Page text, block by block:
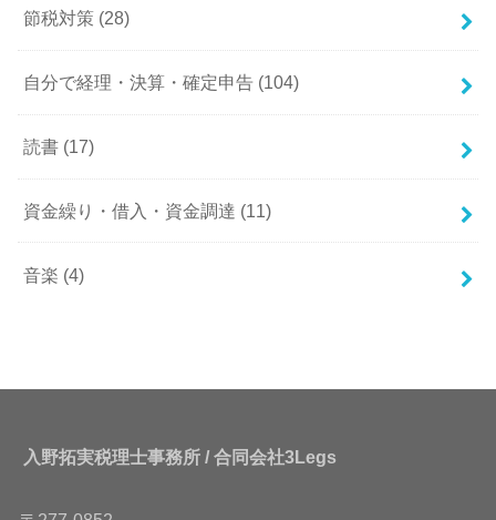
節税対策 (28)
自分で経理・決算・確定申告 (104)
読書 (17)
資金繰り・借入・資金調達 (11)
音楽 (4)
入野拓実税理士事務所 / 合同会社3Legs